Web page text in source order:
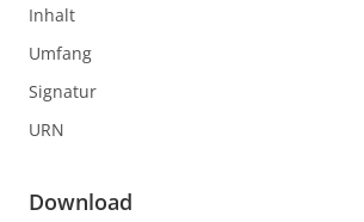
Inhalt
Umfang
Signatur
URN
Download